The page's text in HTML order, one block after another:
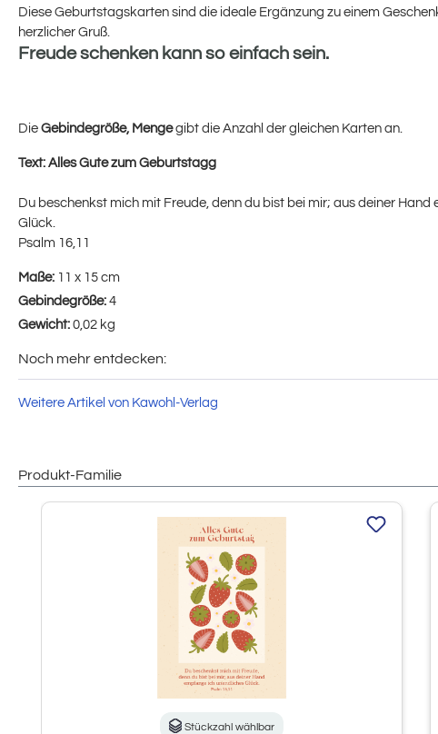
Diese Geburtstagskarten sind die ideale Ergänzung zu einem
herzlicher Gruß.
Freude schenken kann so einfach sein.
Die Gebindegröße, Mengegibt die Anzahl der gleichen Karten an.
Text: Alles Gute zum Geburtstagg
Du beschenkst mich mit Freude, denn du bist bei mir; aus deiner
Glück.
Psalm 16,11
Maße: 11 x 15 cm
Gebindegröße: 4
Gewicht: 0,02 kg
Noch mehr entdecken:
Weitere Artikel von Kawohl-Verlag
Produkt-Familie
Produktgalerie überspringen
Stückzahl wählbar